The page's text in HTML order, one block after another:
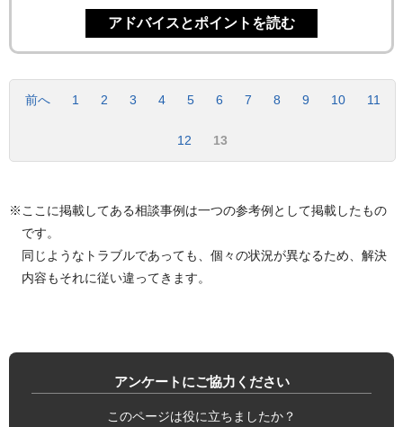
前へ 1 2 3 4 5 6 7 8 9 10 11
12 13
※ここに掲載してある相談事例は一つの参考例として掲載したもの
です。
同じようなトラブルであっても、個々の状況が異なるため、解決
内容もそれに従い違ってきます。
アンケートにご協力ください
このページは役に立ちましたか？